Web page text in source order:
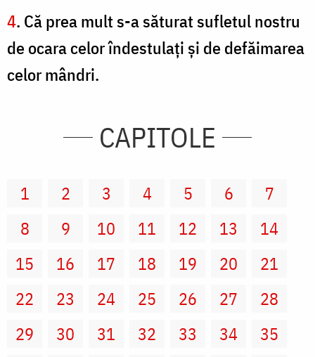
4. Că prea mult s-a săturat sufletul nostru
de ocara celor îndestulaţi şi de defăimarea
celor mândri.
CAPITOLE
1 2 3 4 5 6
7
8
9 10 11 12 13
14
15
16 17 18 19 20
21
22
23 24 25 26 27
28
29
30 31 32 33 34
35